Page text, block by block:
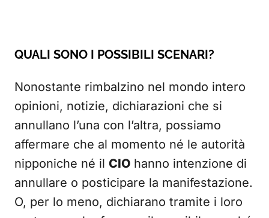
QUALI SONO I POSSIBILI SCENARI?
Nonostante rimbalzino nel mondo intero
opinioni, notizie, dichiarazioni che si
annullano l’una con l’altra, possiamo
affermare che al momento né le autorità
nipponiche né il CIO hanno intenzione di
annullare o posticipare la manifestazione.
O, per lo meno, dichiarano tramite i loro